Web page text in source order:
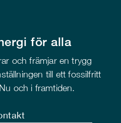
för alla
och främjar en trygg
till ett fossilfritt
och i framtiden.